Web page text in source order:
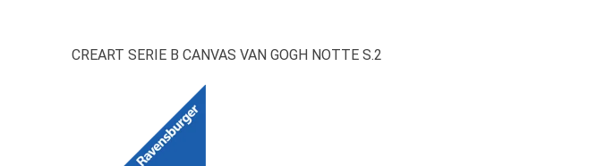
CREART SERIE B CANVAS VAN GOGH NOTTE S.2